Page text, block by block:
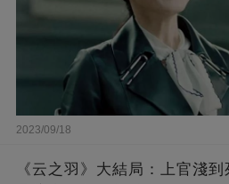
2023/09/18
《云之羽》大結局：上官淺